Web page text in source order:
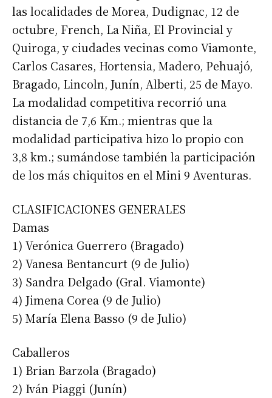
las localidades de Morea, Dudignac, 12 de
octubre, French, La Niña, El Provincial y
Quiroga, y ciudades vecinas como Viamonte,
Carlos Casares, Hortensia, Madero, Pehuajó,
Bragado, Lincoln, Junín, Alberti, 25 de Mayo.
La modalidad competitiva recorrió una
distancia de 7,6 Km.; mientras que la
modalidad participativa hizo lo propio con
3,8 km.; sumándose también la participación
de los más chiquitos en el Mini 9 Aventuras.
CLASIFICACIONES GENERALES
Damas
1) Verónica Guerrero (Bragado)
2) Vanesa Bentancurt (9 de Julio)
3) Sandra Delgado (Gral. Viamonte)
4) Jimena Corea (9 de Julio)
5) María Elena Basso (9 de Julio)
Caballeros
1) Brian Barzola (Bragado)
2) Iván Piaggi (Junín)